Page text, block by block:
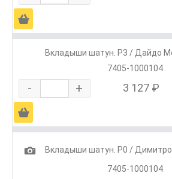
Ä
Вкладыши шатун. Р3 / Дайдо
7405-1000104
- + 3 127 ₽
Ä
1
Вкладыши шатун. Р0 /
7405-1000104